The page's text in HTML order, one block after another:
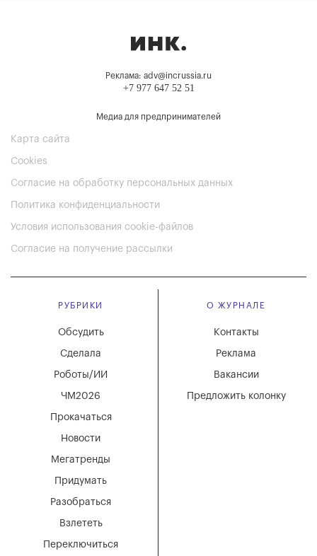
Реклама: adv@incrussia.ru
+7 977 647 52 51
Медиа для предпринимателей
Карта сайта
Cookies
Согласие на обработку персональных данных
Политика конфиденциальности
Условия использования cookie-файлов
Согласие на получение рассылки
РУБРИКИ
Мегатренды
Придумать
Разобраться
Взлететь
Новости
Переключиться
Обсудить
Сделала
Роботы/ИИ
ЧМ2026
Прокачаться
О ЖУРНАЛЕ
Вакансии
Реклама
Контакты
Предложить колонку